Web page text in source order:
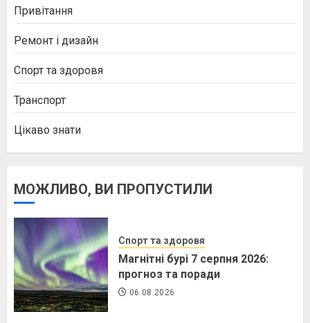
Привітання
Ремонт і дизайн
Спорт та здоровя
Транспорт
Цікаво знати
МОЖЛИВО, ВИ ПРОПУСТИЛИ
Спорт та здоровя
Магнітні бурі 7 серпня 2026:
прогноз та поради
06.08.2026